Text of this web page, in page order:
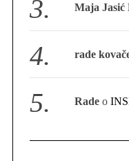
Maja Jasić
rade
Rade o